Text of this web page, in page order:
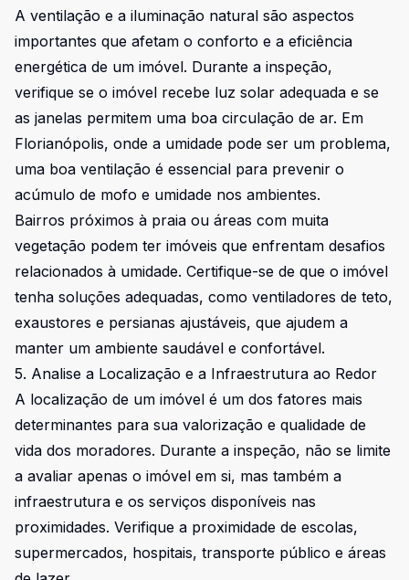
A ventilação e a iluminação natural são aspectos
importantes que afetam o conforto e a eficiência
energética de um imóvel. Durante a inspeção,
verifique se o imóvel recebe luz solar adequada e se
as janelas permitem uma boa circulação de ar. Em
Florianópolis, onde a umidade pode ser um problema,
uma boa ventilação é essencial para prevenir o
acúmulo de mofo e umidade nos ambientes.
Bairros próximos à praia ou áreas com muita
vegetação podem ter imóveis que enfrentam desafios
relacionados à umidade. Certifique-se de que o imóvel
tenha soluções adequadas, como ventiladores de teto,
exaustores e persianas ajustáveis, que ajudem a
manter um ambiente saudável e confortável.
5. Analise a Localização e a Infraestrutura ao Redor
A localização de um imóvel é um dos fatores mais
determinantes para sua valorização e qualidade de
vida dos moradores. Durante a inspeção, não se limite
a avaliar apenas o imóvel em si, mas também a
infraestrutura e os serviços disponíveis nas
proximidades. Verifique a proximidade de escolas,
supermercados, hospitais, transporte público e áreas